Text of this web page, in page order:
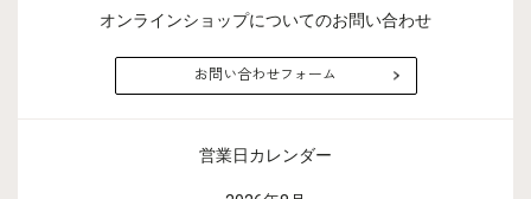
オンラインショップについてのお問い合わせ
お問い合わせフォーム
営業日カレンダー